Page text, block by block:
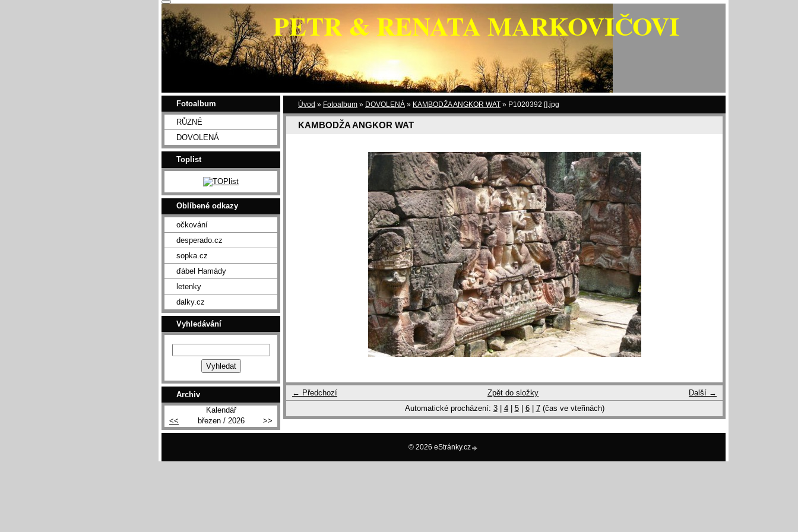
PETR & RENATA MARKOVIČOVI
Úvod » Fotoalbum » DOVOLENÁ » KAMBODŽA ANGKOR WAT » P1020392 [].jpg
KAMBODŽA ANGKOR WAT
← Předchozí Další →
Zpět do složky
Automatické procházení: 3| 4| 5| 6| 7(čas ve vteřinách)
Fotoalbum
RŮZNÉ
DOVOLENÁ
Toplist
Oblíbené odkazy
očkování
desperado.cz
sopka.cz
ďábel Hamády
letenky
dalky.cz
Vyhledávání
Archiv
Kalendář
<<
březen / 2026 >>
© 2026 eStránky.cz